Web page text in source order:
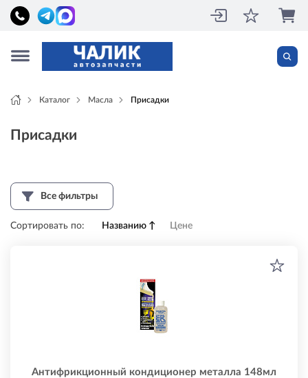
Каталог Масла Присадки
Присадки
Все фильтры
Сортировать по: Названию ↑ Цене
Антифрикционный кондиционер металла 148мл